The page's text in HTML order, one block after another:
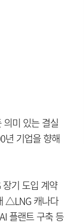
미 있는 결실
년 기업을 향해
기 도입 계약
△LNG 캐나다
플랜트 구축 등